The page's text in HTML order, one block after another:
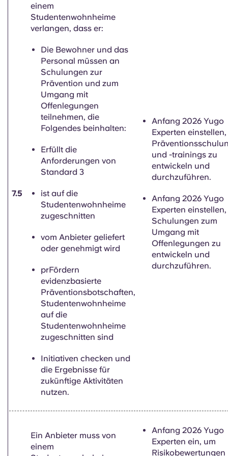
7.5
einem
Studentenwohnheime
verlangen, dass er:
Die Bewohner und das
Personal müssen an
Schulungen zur
Prävention und zum
Umgang mit
Offenlegungen
teilnehmen, die
Folgendes beinhalten:
Erfüllt die
Anforderungen von
Standard 3
ist auf die
Studentenwohnheime
zugeschnitten
vom Anbieter geliefert
oder genehmigt wird
prFördern
evidenzbasierte
Präventionsbotschaften,
Studentenwohnheime
auf die
Studentenwohnheime
zugeschnitten sind
Initiativen checken und
die Ergebnisse für
zukünftige Aktivitäten
nutzen.
Anfang 2026 Yugo
Experten
und -trainings zu
entwickeln und
durchzuführen.
Anfang 2026 Yugo
Experten
Schulungen zum
Umgang mit
Offenlegungen zu
entwickeln und
durchzuführen.
Ein Anbieter muss von
einem
Anfang 2026 Yugo
Experten ein, um
Risikobewertungen